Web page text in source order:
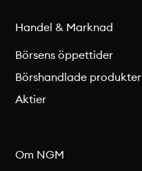
Handel & Marknad
Börsens öppettider
Börshandlade produkter
Aktier
Om NGM